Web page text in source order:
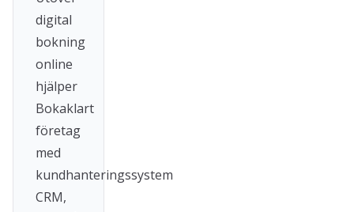
digital
bokning
online
hjälper
Bokaklart
företag
med
kundhanteringssystem
CRM,